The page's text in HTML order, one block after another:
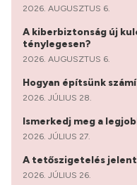
2026. AUGUSZTUS 6.
A kiberbiztonság új
ténylegesen?
2026. AUGUSZTUS 6.
Hogyan építsünk
2026. JÚLIUS 28.
Ismerkedj meg a
2026. JÚLIUS 27.
A tetőszigetelés
2026. JÚLIUS 26.